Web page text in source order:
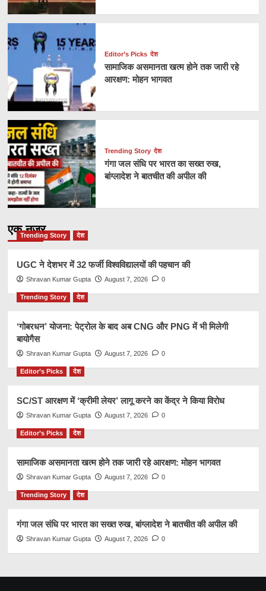
Editor’s Picks देश
सामाजिक असमानता खत्म होने तक जारी रहे
आरक्षण: मोहन भागवत
Trending Story देश
गंगा जल संधि पर भारत का सख्त रुख,
बांग्लादेश ने बातचीत की अपील की
एक नज़र
Trending Story देश
UGC ने देशभर में 32 फर्जी विश्वविद्यालयों की पहचान की
Shravan Kumar Gupta August 7, 2026 0
Trending Story देश
‘गोबरधन’ योजना: पेट्रोल के बाद अब CNG और PNG में भी मिलेगी
बायोगैस
Shravan Kumar Gupta August 7, 2026 0
Editor’s Picks देश
SC/ST आरक्षण में ‘क्रीमी लेयर’ लागू करने का केंद्र ने किया विरोध
Shravan Kumar Gupta August 7, 2026 0
Editor’s Picks देश
सामाजिक असमानता खत्म होने तक जारी रहे आरक्षण: मोहन भागवत
Shravan Kumar Gupta August 7, 2026 0
Trending Story देश
गंगा जल संधि पर भारत का सख्त रुख, बांग्लादेश ने बातचीत की अपील की
Shravan Kumar Gupta August 7, 2026 0